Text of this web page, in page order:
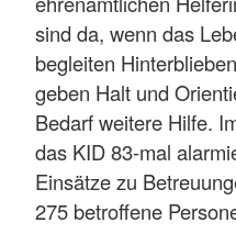
sind da, wenn das
begleiten
geben Halt und
Bedarf weitere Hilfe.
das KID 83-mal
Einsätze zu
275 betroffene